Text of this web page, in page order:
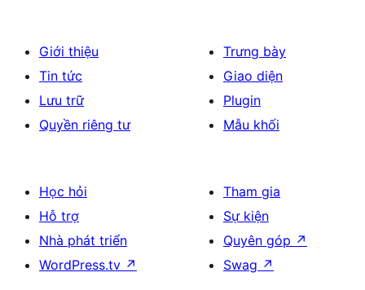
Giới thiệu
Tin tức
Lưu trữ
Quyền riêng tư
Trưng bày
Giao diện
Plugin
Mẫu khối
Học hỏi
Hỗ trợ
Nhà phát triển
WordPress.tv ↗
Tham gia
Sự kiện
Quyên góp ↗
Swag ↗